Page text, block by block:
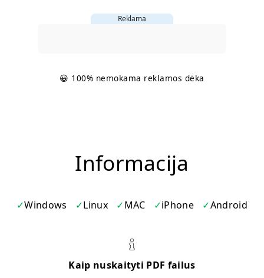
Reklama
😀 100% nemokama reklamos dėka
Informacija
Windows Linux MAC iPhone Android
Kaip nuskaityti PDF failus